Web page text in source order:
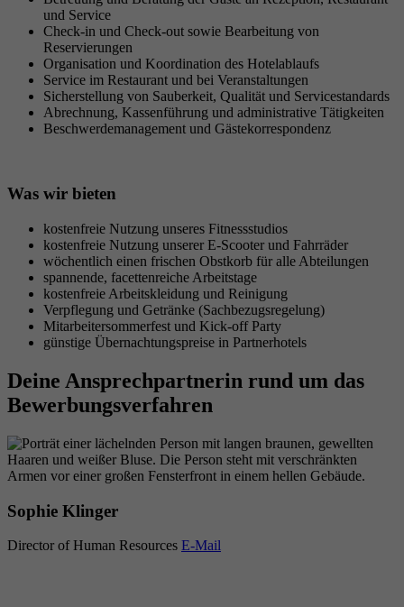
und Service
Check-in und Check-out sowie Bearbeitung von
Reservierungen
Organisation und Koordination des Hotelablaufs
Service im Restaurant und bei Veranstaltungen
Sicherstellung von Sauberkeit, Qualität und Servicestandards
Abrechnung, Kassenführung und administrative Tätigkeiten
Beschwerdemanagement und Gästekorrespondenz
Was wir bieten
kostenfreie Nutzung unseres Fitnessstudios
kostenfreie Nutzung unserer E-Scooter und Fahrräder
wöchentlich einen frischen Obstkorb für alle Abteilungen
spannende, facettenreiche Arbeitstage
kostenfreie Arbeitskleidung und Reinigung
Verpflegung und Getränke (Sachbezugsregelung)
Mitarbeitersommerfest und Kick-off Party
günstige Übernachtungspreise in Partnerhotels
Deine Ansprechpartnerin rund um das
Bewerbungsverfahren
Sophie Klinger
Director of Human Resources E-Mail